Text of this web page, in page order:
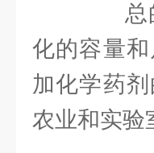
总的
化的容量
加化学药
农业和实验